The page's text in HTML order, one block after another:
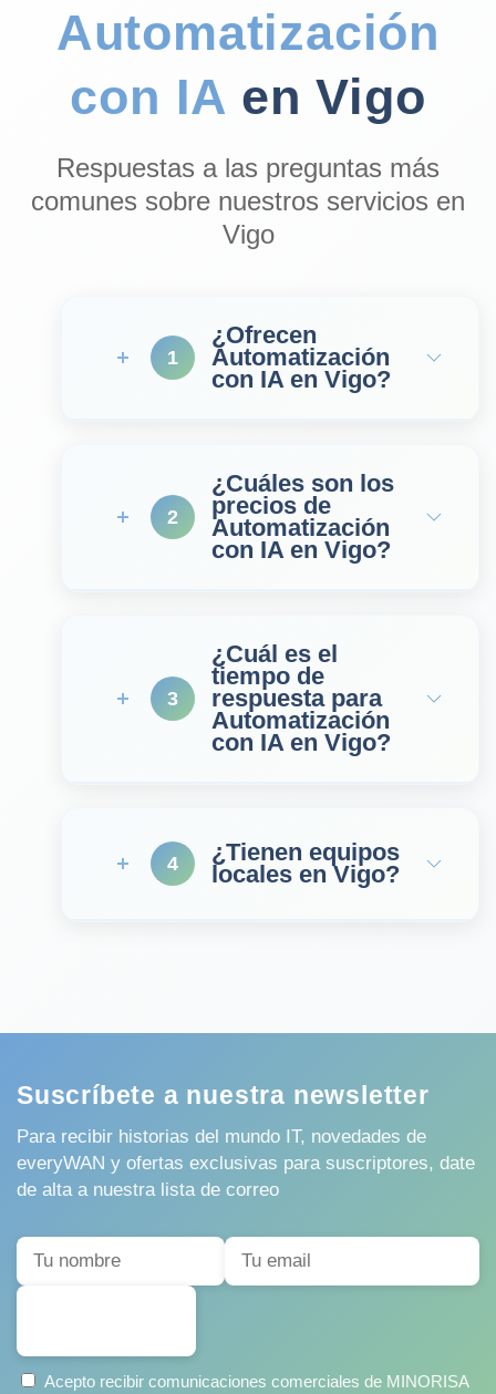
Automatización
con IA en Vigo
Respuestas a las preguntas más
comunes sobre nuestros servicios en
Vigo
1
¿Ofrecen
Automatización
con IA en Vigo?
2
¿Cuáles son los
precios de
Automatización
con IA en Vigo?
3
¿Cuál es el
tiempo de
respuesta para
Automatización
con IA en Vigo?
4
¿Tienen equipos
locales en Vigo?
Suscríbete a nuestra newsletter
Para recibir historias del mundo IT, novedades de
everyWAN y ofertas exclusivas para suscriptores, date
de alta a nuestra lista de correo
Acepto recibir comunicaciones comerciales de MINORISA